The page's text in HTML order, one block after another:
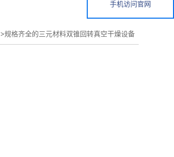
>规格齐全的三元材料双锥回转真空干燥设备
手机访问官网